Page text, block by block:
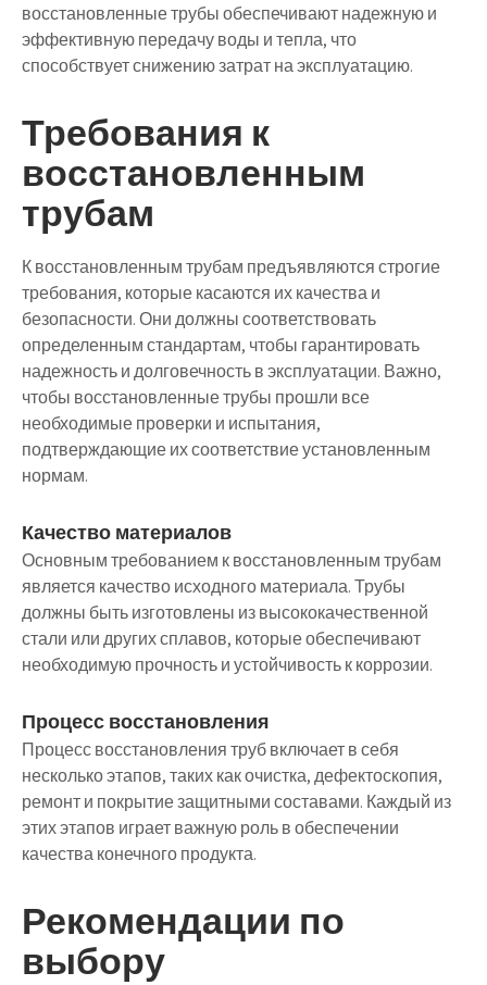
восстановленные трубы обеспечивают надежную и
эффективную передачу воды и тепла, что
способствует снижению затрат на эксплуатацию.
Требования к
восстановленным
трубам
К восстановленным трубам предъявляются строгие
требования, которые касаются их качества и
безопасности. Они должны соответствовать
определенным стандартам, чтобы гарантировать
надежность и долговечность в эксплуатации. Важно,
чтобы восстановленные трубы прошли все
необходимые проверки и испытания,
подтверждающие их соответствие установленным
нормам.
Качество материалов
Основным требованием к восстановленным трубам
является качество исходного материала. Трубы
должны быть изготовлены из высококачественной
стали или других сплавов, которые обеспечивают
необходимую прочность и устойчивость к коррозии.
Процесс восстановления
Процесс восстановления труб включает в себя
несколько этапов, таких как очистка, дефектоскопия,
ремонт и покрытие защитными составами. Каждый из
этих этапов играет важную роль в обеспечении
качества конечного продукта.
Рекомендации по
выбору